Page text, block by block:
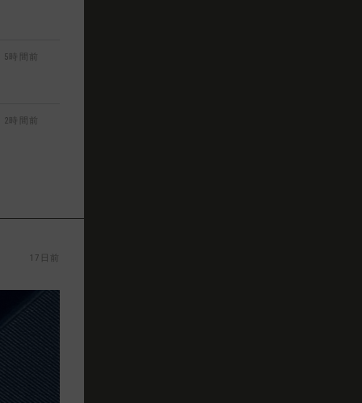
5時間前
2時間前
17日前